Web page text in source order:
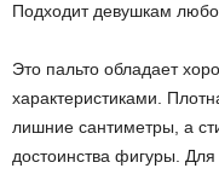
Подходит девушкам
Это пальто обладает
характеристиками.
лишние сантиметры, а
достоинства фигуры.